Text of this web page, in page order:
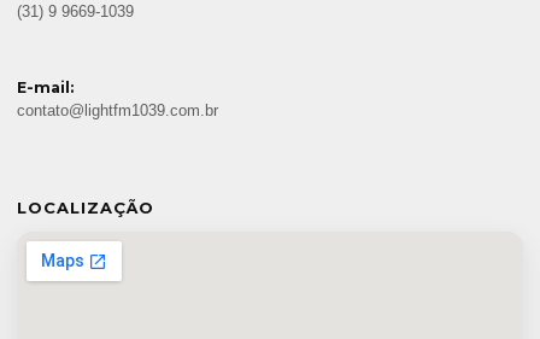
(31) 9 9669-1039
E-mail:
contato@lightfm1039.com.br
LOCALIZAÇÃO